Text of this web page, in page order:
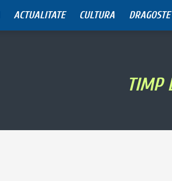
ACTUALITATE CULTURA
TIMP